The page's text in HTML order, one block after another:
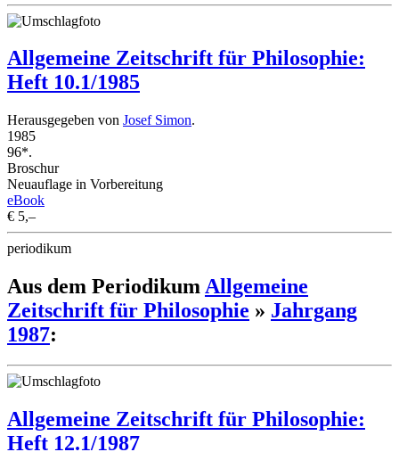
Allgemeine Zeitschrift für Philosophie:
Heft 10.1/1985
Herausgegeben von Josef Simon.
1985
96*.
Broschur
Neuauflage in Vorbereitung
eBook
€ 5,–
periodikum
Aus dem PeriodikumAllgemeine
Zeitschrift für Philosophie » Jahrgang
1987:
Allgemeine Zeitschrift für Philosophie:
Heft 12.1/1987